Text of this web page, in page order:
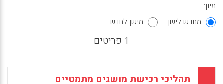
מיון:
מחדש לישן
מישן לחדש
1 פריטים
תהליכי רכישת מושגים מתמטיים